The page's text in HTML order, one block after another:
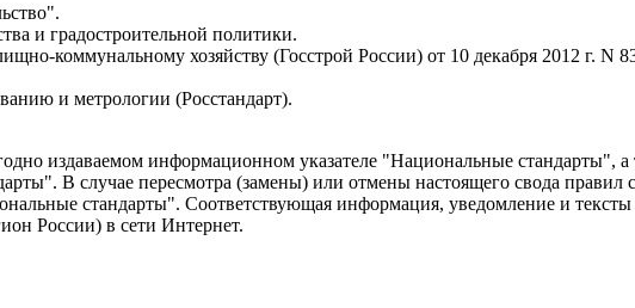
и градостроительной политики.
коммунальному хозяйству (Госстрой России) от 10 декабря 2012 г. N
и метрологии (Росстандарт).
издаваемом информационном указателе "Национальные стандарты", а
В случае пересмотра (замены) или отмены настоящего свода правил
стандарты". Соответствующая информация, уведомление и
России) в сети Интернет.